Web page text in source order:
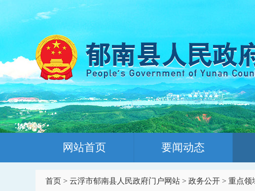
网站首页 要闻动态
首页 > 云浮市郁南县人民政府门户网站 > 政务公开 > 重点领